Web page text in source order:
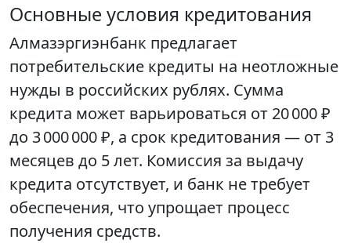
Основные условия кредитования
Алмазэргиэнбанк предлагает
потребительские кредиты на неотложные
нужды в российских рублях. Сумма
кредита может варьироваться от 20 000 ₽
до 3 000 000 ₽, а срок кредитования — от 3
месяцев до 5 лет. Комиссия за выдачу
кредита отсутствует, и банк не требует
обеспечения, что упрощает процесс
получения средств.